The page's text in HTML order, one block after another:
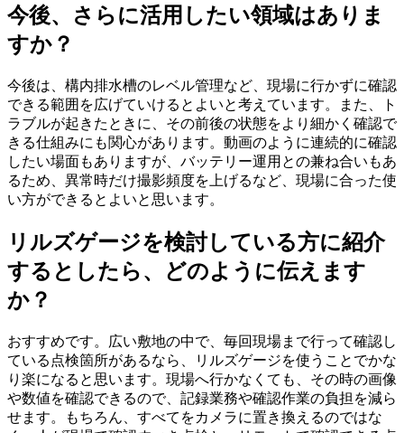
今後、さらに活用したい領域はありま
すか？
今後は、構内排水槽のレベル管理など、現場に行かずに確認
できる範囲を広げていけるとよいと考えています。また、ト
ラブルが起きたときに、その前後の状態をより細かく確認で
きる仕組みにも関心があります。動画のように連続的に確認
したい場面もありますが、バッテリー運用との兼ね合いもあ
るため、異常時だけ撮影頻度を上げるなど、現場に合った使
い方ができるとよいと思います。
リルズゲージを検討している方に紹介
するとしたら、どのように伝えます
か？
おすすめです。広い敷地の中で、毎回現場まで行って確認し
ている点検箇所があるなら、リルズゲージを使うことでかな
り楽になると思います。現場へ行かなくても、その時の画像
や数値を確認できるので、記録業務や確認作業の負担を減ら
せます。もちろん、すべてをカメラに置き換えるのではな